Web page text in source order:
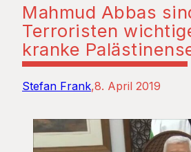
Mahmud Abbas
Terroristen
kranke
Stefan Frank 8. April 2019